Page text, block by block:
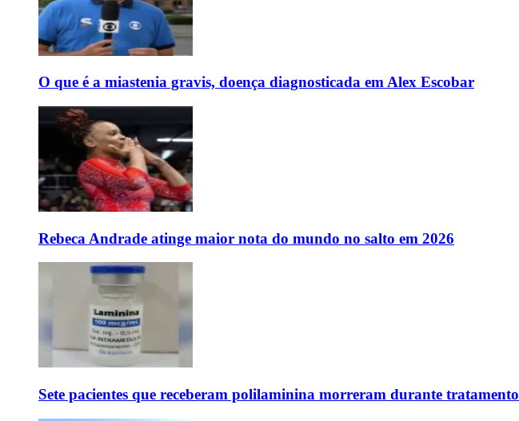
O que é a miastenia gravis, doença diagnosticada em Alex Escobar
Rebeca Andrade atinge maior nota do mundo no salto em 2026
Sete pacientes que receberam polilaminina morreram durante tratamento